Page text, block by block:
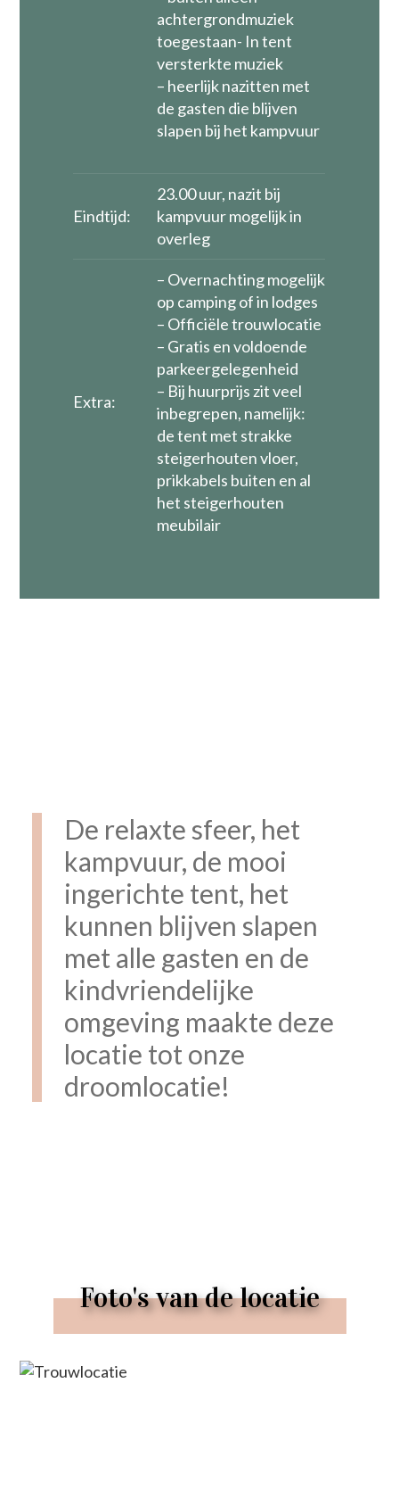
achtergrondmuziek
toegestaan- In tent
versterkte muziek
– heerlijk nazitten met
de gasten die blijven
slapen bij het kampvuur
Eindtijd:
23.00 uur, nazit bij
kampvuur mogelijk in
overleg
Extra:
– Overnachting mogelijk
op camping of in lodges
– Officiële trouwlocatie
– Gratis en voldoende
parkeergelegenheid
– Bij huurprijs zit veel
inbegrepen, namelijk:
de tent met strakke
steigerhouten vloer,
prikkabels buiten en al
het steigerhouten
meubilair
De relaxte sfeer, het
kampvuur, de mooi
ingerichte tent, het
kunnen blijven slapen
met alle gasten en de
kindvriendelijke
omgeving maakte deze
locatie tot onze
droomlocatie!
Foto's van de locatie